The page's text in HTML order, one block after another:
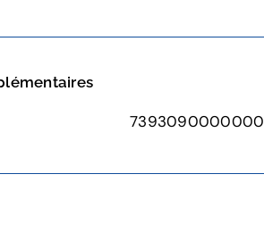
7393090000000